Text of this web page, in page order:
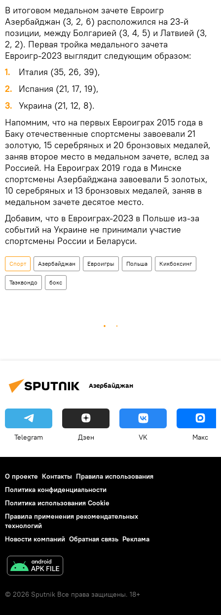
В итоговом медальном зачете Евроигр
Азербайджан (3, 2, 6) расположился на 23-й
позиции, между Болгарией (3, 4, 5) и Латвией (3,
2, 2). Первая тройка медального зачета
Евроигр-2023 выглядит следующим образом:
1.
Италия (35, 26, 39),
2.
Испания (21, 17, 19),
3.
Украина (21, 12, 8).
Напомним, что на первых Евроиграх 2015 года в
Баку отечественные спортсмены завоевали 21
золотую, 15 серебряных и 20 бронзовых медалей,
заняв второе место в медальном зачете, вслед за
Россией. На Евроиграх 2019 года в Минске
спортсмены Азербайджана завоевали 5 золотых,
10 серебряных и 13 бронзовых медалей, заняв в
медальном зачете десятое место.
Добавим, что в Евроиграх-2023 в Польше из-за
событий на Украине не принимали участие
спортсмены России и Беларуси.
Спорт Азербайджан Евроигры Польша Кикбоксинг
Таэквондо бокс
Азербайджан
Telegram Дзен VK Макс
О проекте Контакты Правила использования
Политика конфиденциальности
Политика использования Cookie
Правила применения рекомендательных
технологий
Новости компаний Обратная связь Реклама
© 2026 Sputnik Все права защищены. 18+